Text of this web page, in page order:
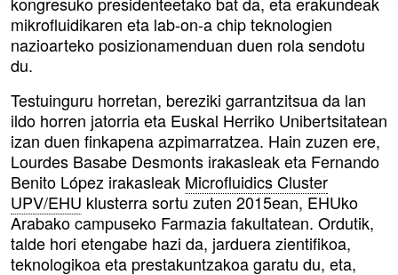
mikrofluidikaren eta lab-on-a chip teknologien
nazioarteko posizionamenduan duen rola sendotu
du.
Testuinguru horretan, bereziki garrantzitsua da lan
ildo horren jatorria eta Euskal Herriko Unibertsitatean
izan duen finkapena azpimarratzea. Hain zuzen ere,
Lourdes Basabe Desmonts irakasleak eta Fernando
Benito López irakasleak Microfluidics Cluster
UPV/EHU klusterra sortu zuten 2015ean, EHUko
Arabako campuseko Farmazia fakultatean. Ordutik,
talde hori etengabe hazi da, jarduera zientifikoa,
teknologikoa eta prestakuntzakoa garatu du, eta,